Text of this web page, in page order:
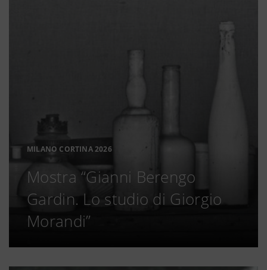
MILANO CORTINA 2026
Mostra “Gianni Berengo
Gardin. Lo studio di Giorgio
Morandi”